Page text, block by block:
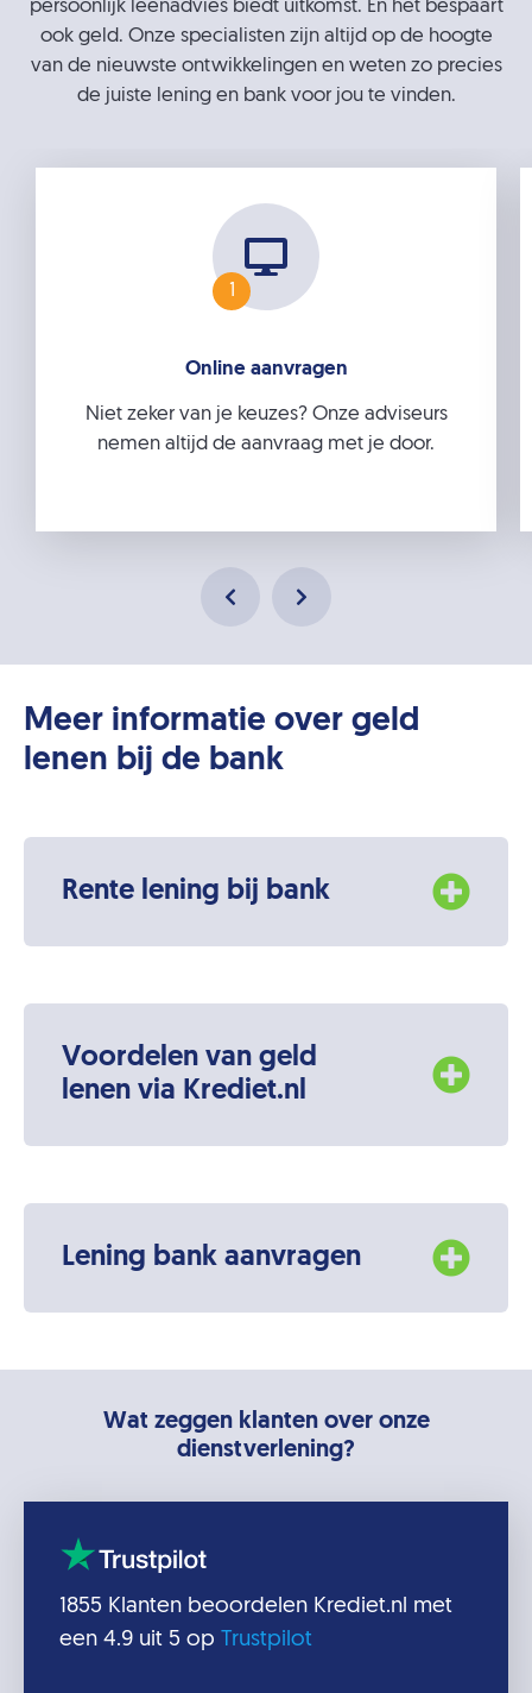
persoonlijk leenadvies biedt uitkomst. Én het bespaart
ook geld. Onze specialisten zijn altijd op de hoogte
van de nieuwste ontwikkelingen en weten zo precies
de juiste lening en bank voor jou te vinden.
1
Online aanvragen
Niet zeker van je keuzes? Onze adviseurs
nemen altijd de aanvraag met je door.
Meer informatie over geld
lenen bij de bank
Rente lening bij bank
Voordelen van geld
lenen via Krediet.nl
Lening bank aanvragen
Wat zeggen klanten over onze
dienstverlening?
1855 Klanten beoordelen Krediet.nl met
een 4.9 uit 5 op Trustpilot